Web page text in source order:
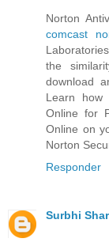
Norton
comcast
the
download
Learn how
Online for
Online on
Norton
Responder
Surbhi